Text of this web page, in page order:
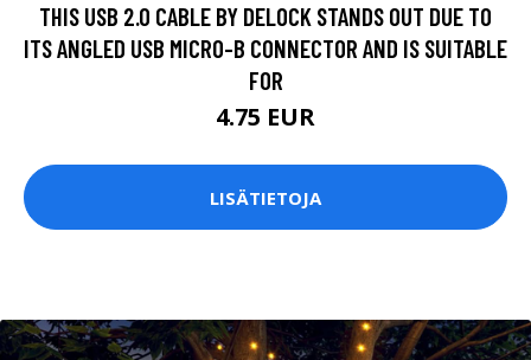
THIS USB 2.0 CABLE BY DELOCK STANDS OUT DUE TO
ITS ANGLED USB MICRO-B CONNECTOR AND IS SUITABLE
FOR
4.75 EUR
LISÄTIETOJA